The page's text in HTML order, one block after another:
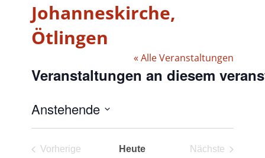
Johanneskirche,
Ötlingen
« Alle Veranstaltungen
Veranstaltungen an diesem
Anstehende
Datum
Vorherige
Heute
Nächste